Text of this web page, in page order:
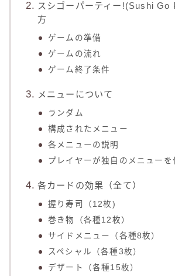
スシゴーパーティー!(Sushi Go
方
ゲームの準備
ゲームの流れ
ゲーム終了条件
メニューについて
ランダム
構成されたメニュー
各メニューの説明
プレイヤーが独自のメニューを
各カードの効果（全て）
握り寿司（12枚)
巻き物（各種12枚）
サイドメニュー（各種8枚）
スペシャル（各種3枚）
デザート（各種15枚）